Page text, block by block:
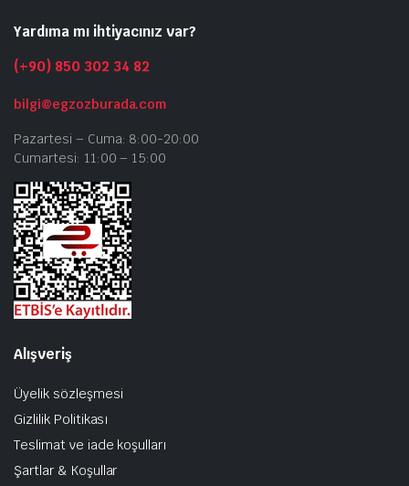
Yardıma mı ihtiyacınız var?
(+90) 850 302 34 82
bilgi@egzozburada.com
Pazartesi – Cuma: 8:00-20:00
Cumartesi: 11:00 – 15:00
Alışveriş
Üyelik sözleşmesi
Gizlilik Politikası
Teslimat ve iade koşulları
Şartlar & Koşullar